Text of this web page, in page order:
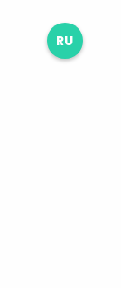
RU